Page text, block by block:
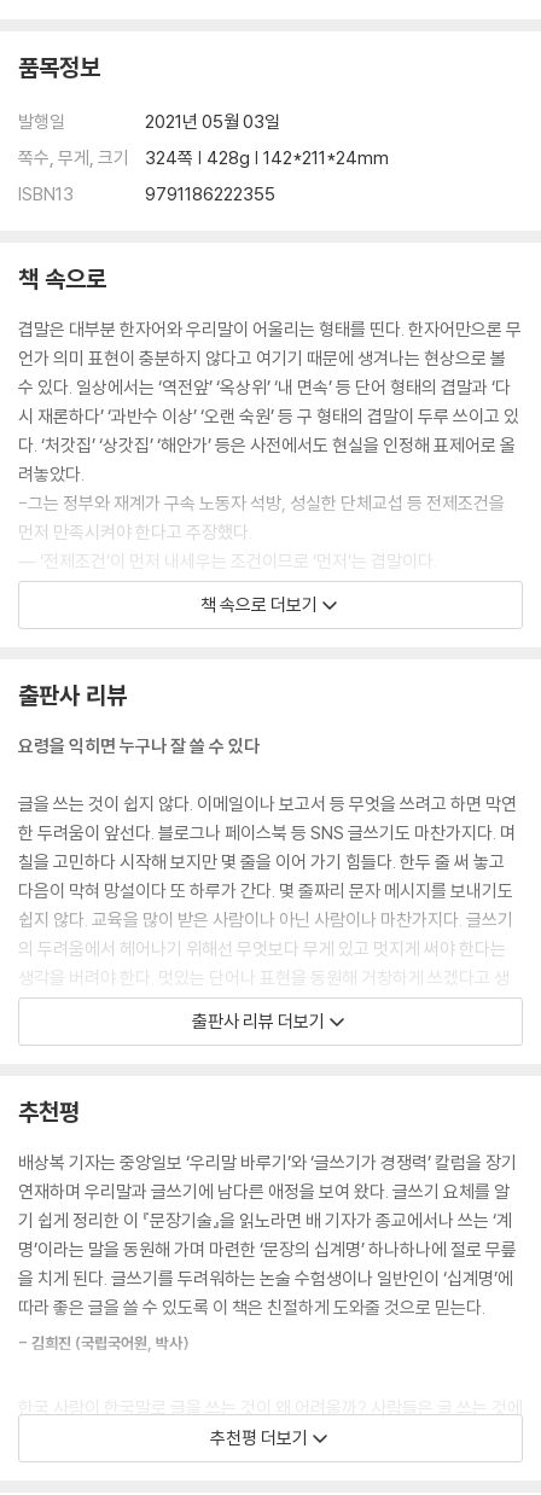
26 가능하면 쉬운 단어나 순우리말로
27 한자는 꼭 필요한 경우에만 병기
28 억지 조어를 사용하지 마라
제10장 외래어 표기의 일반원칙을 알라
29 외래어 표기의 일반원칙
01 “5만 원이세요.”
02 오빠 빨리 낳으세요(?)
03 ‘생선’ ‘생파’가 뭔 말이여?
04 ‘도우미’가 미워!
05 ‘그녀’는 아름답지 않다
06 ‘개맛있다’보다 맛있는 ‘핵맛있다’
07 ‘조조할인’에 장비 화나다
08 ‘처녀출전’ 있는데 ‘총각출전’은 없나요?
09 한자 가지고 장난치지 마라
10 접속사가 없어야 좋은 문장
12 ‘살사리꽃’을 아시나요?
14 ‘망년회’인가, ‘송년회’인가
16 ‘삼가하다’를 삼갑시다
17 ‘꽃샘추위’와 ‘하나비에’
18 가을?추파와 외도
19 ‘저희 나라’라고 하지 마라
20 ‘아니예요’가 아니에요
21 기형적인 말투 〔‘?다’라고〕
22 잊혀진(?) 계절
23 ‘?에’ ‘?에게’는 구분해야
24 구어체적 표현을 삼가라
26 ‘?들’을 줄여 쓰자
27 ‘?의’를 줄여 쓰자
28 언제까지 ‘하여’ ‘하였다’인가?
29 ‘무더위’는 무서운 더위(?)
30 ‘간절기’는 없다
31 “나 어떻게(?)”
32 메밀국수, 모밀국수(?)
33 번역투 ‘?를 갖다’의 남용
35 옥석을 구분하라(?)
37 ‘?중이다’를 줄여 쓰자
품목정보
발행일
2021년 05월 03일
쪽수, 무게, 크기
324쪽 | 428g | 142*211*24mm
ISBN13
9791186222355
책 속으로
겹말은 대부분 한자어와 우리말이 어울리는 형태를 띤다. 한자어만으론 무
언가 의미 표현이 충분하지 않다고 여기기 때문에 생겨나는 현상으로 볼
수 있다. 일상에서는 ‘역전앞’ ‘옥상위’ ‘내 면속’ 등 단어 형태의 겹말과 ‘다
시 재론하다’ ‘과반수 이상’ ‘오랜 숙원’ 등 구 형태의 겹말이 두루 쓰이고 있
다. ‘처갓집’ ‘상갓집’ ‘해안가’ 등은 사전에서도 현실을 인정해 표제어로 올
려놓았다.
-그는 정부와 재계가 구속 노동자 석방, 성실한 단체교섭 등 전제조건을
먼저 만족시켜야 한다고 주장했다.
― ‘전제조건’이 먼저 내세우는 조건이므로 ‘먼저’는 겹말이다.
⇒ 그는 정부와 재계가 구속 노동자 석방, 성실한 단체교섭 등 전제조건을
만족시켜야 한다고 주장했다.
부문/부분
-올해 아카데미상 시상식에서는 「기생충」이 작품상 등 4개 부분을 수상
― 문화/예술/학술 분야 등에서 정해진 기준에 따라 분류해 놓은 것은 ‘부
분’이 아니라 ‘부문’이다. ‘부분’은 전체를 이루는 작은 범위를 뜻한다.
⇒ 올해 아카데미상 시상식에서는 「기생충」이 작품상 등 4개 부문을 수상
했다.
--- p.117
참석/참가/참여
-이번 행사에는 세계 20여 개국에서 300여 명의 예술가가 참석했다.
― ‘참석’은 비교적 작은 규모의 모임이나 회의에 함께해 자리를 차지하는
것이다. 행사/대회 등 규모가 큰 것에는 ‘참가’가 어울린다. ‘참여’는 ‘현실
인 형태의 활동까지 포함한다.
--- p.119
“왔노라, 보았노라, 이겼노라.”(Veni, Vidi, Vici)
로마 최고의 정치가이자 장군이며 문필가이기도 했던 율리우스 시저(이탈
리아어 카이사르)가 소아시아 젤라에서 파르나케스와 벌인 전투에서 승리
한 후 원로원에 보낸 전문이다. 이 말은 영원한 명언으로 남아 있다. 시저는
대중 앞에서 복잡한 내용을 호소력 있는 한마디로 줄여 말하는 데도 천재
라”에 접속사를 넣어 “왔노라, 그리고 보았노라, 그래서 이겼노라.”라고
말했다면 그래도 명언이 될 수 있었을까. 아마도 그렇지 않을 것이다. 접속
사 ‘그리고’ ‘그래서’가 군더더기로 작용해 문장을 늘어지게 함으로써 글의
책 속으로 더보기
출판사 리뷰
요령을 익히면 누구나 잘 쓸 수 있다
글을 쓰는 것이 쉽지 않다. 이메일이나 보고서 등 무엇을 쓰려고 하면 막연
한 두려움이 앞선다. 블로그나 페이스북 등 SNS 글쓰기도 마찬가지다. 며
칠을 고민하다 시작해 보지만 몇 줄을 이어 가기 힘들다. 한두 줄 써 놓고
다음이 막혀 망설이다 또 하루가 간다. 몇 줄짜리 문자 메시지를 보내기도
쉽지 않다. 교육을 많이 받은 사람이나 아닌 사람이나 마찬가지다. 글쓰기
의 두려움에서 헤어나기 위해선 무엇보다 무게 있고 멋지게 써야 한다는
생각을 버려야 한다. 멋있는 단어나 표현을 동원해 거창하게 쓰겠다고 생
각하면 글은 더욱 써지지 않는다. 일반인이 전문가처럼 수준 높은 글이나
명문을 쓸 수는 없다. 누구도 이를 기대하지 않기 때문에 굳이 잘 쓰려고 할
글쓰기는 옛날처럼 특별한 재주가 필요한 것이 아니다. 대단한 지식과 글
재주가 없어도 이미 가지고 있는 상식과 자신의 삶에서 얻은 경험을 바탕
으로 누구나 좋은 글을 쓸 수 있다. 특히 SNS 등 일상적인 글쓰기는 자기
생각을 정확하게 표현할 수 있기만 해도 충분하다. 몇 가지 요령을 익힌다
면 누구나 글을 잘 쓸 수 있다. 처음 자전거를 배울 때는 넘어질까 두렵지만
몇 번 타다 보면 저절로 잘 타게 된다. 글쓰기도 마찬가지다. 몇 가지 요령
유가 없다.
글쓰기, 결국은 문장력이다!
글쓰기의 3대 요소는 독해력ㆍ사고력ㆍ문장력이다. 글을 읽고 이해하는
출판사 리뷰 더보기
추천평
배상복 기자는 중앙일보 ‘우리말 바루기’와 ‘글쓰기가 경쟁력’ 칼럼을 장기
연재하며 우리말과 글쓰기에 남다른 애정을 보여 왔다. 글쓰기 요체를 알
기 쉽게 정리한 이 『문장기술』을 읽노라면 배 기자가 종교에서나 쓰는 ‘계
명’이라는 말을 동원해 가며 마련한 ‘문장의 십계명’ 하나하나에 절로 무릎
을 치게 된다. 글쓰기를 두려워하는 논술 수험생이나 일반인이 ‘십계명’에
따라 좋은 글을 쓸 수 있도록 이 책은 친절하게 도와줄 것으로 믿는다.
- 김희진 (국립국어원, 박사)
한국 사람이 한국말로 글을 쓰는 것이 왜 어려울까? 사람들은 글 쓰는 것에
대해 막연한 두려움을 가지고 있다. 글이란 자기를 솔직히 표현하는 것 이
상도, 이하도 아니다. 배상복 기자가 내놓은 『문장기술』은 글쓰기가 특별
추천평 더보기